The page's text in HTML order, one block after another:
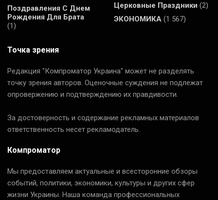
Поздравления С Днем
Рождения Для Брата
(1)
Церковные Праздники (2)
ЭКОНОМИКА (1 567)
Точка зрения
Редакция "Компроматор Украина" может не разделять
точку зрения авторов. Оценочные суждения не подлежат
опровержению и подтверждению их правдивости.
За достоверность и содержание рекламных материалов
ответственность несет рекламодатель.
Компроматор
Мы предоставляем актуальные и всесторонние обзоры
событий, политики, экономики, культуры и других сфер
жизни Украины. Наша команда профессиональных